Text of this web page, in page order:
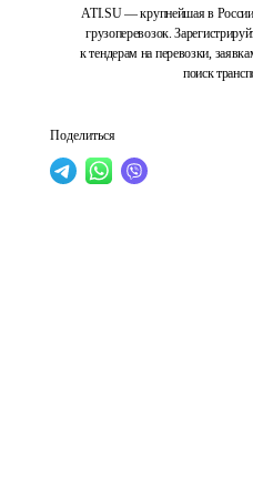
ATI.SU — крупнейшая в
грузоперевозок.
к тендерам на перевозки,
поиск
Поделиться